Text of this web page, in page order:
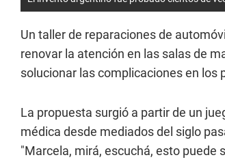
Un taller de reparaciones de
renovar la atención en las salas de
solucionar las complicaciones en los
La propuesta surgió a partir de un
médica desde mediados del siglo
"Marcela, mirá, escuchá, esto puede